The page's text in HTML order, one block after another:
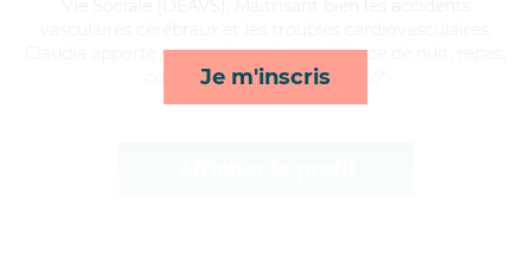
Je m'inscris
Claudia apporte ses services de surveillance de nuit, repas,
courses/livraison et mobilité*